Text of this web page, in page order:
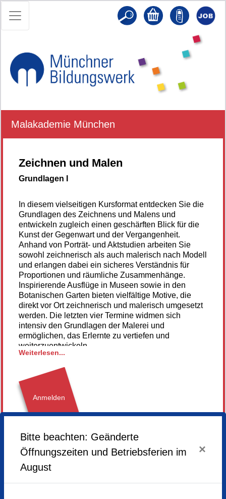
Malakademie München
Zeichnen und Malen
Grundlagen I
In diesem vielseitigen Kursformat entdecken Sie die
Grundlagen des Zeichnens und Malens und
entwickeln zugleich einen geschärften Blick für die
Kunst der Gegenwart und der Vergangenheit.
Anhand von Porträt- und Aktstudien arbeiten Sie
sowohl zeichnerisch als auch malerisch nach Modell
und erlangen dabei ein sicheres Verständnis für
Proportionen und räumliche Zusammenhänge.
Inspirierende Ausflüge in Museen sowie in den
Botanischen Garten bieten vielfältige Motive, die
direkt vor Ort zeichnerisch und malerisch umgesetzt
werden. Die letzten vier Termine widmen sich
intensiv den Grundlagen der Malerei und
ermöglichen, das Erlernte zu vertiefen und
weiterzuentwickeln.
Das Modellgeld ist abhängig von der Anzahl der
Teilnehmenden.
Im Grundlagenkurs II im Frühjahr/Sommer werden
Sie schließlich Farbe herstellen (Eitempera und
Aquarell) und auf Papier bringen.
Beide Kurse können unabhängig voneinander
Material für den ersten Termin:
Bleistifte (2B, 3B, 4B), Radiergummi und Spitzer,
feste Zeichenpapiere (ab 180 g).
Weiterlesen...
Anmelden
Sonntag, 27.09.2026,11.00 - 17.00 Uhr
Donnerstag,08.10.2026,14.00 - 17.00 Uhr
Samstag,
24.10.2026, 11.00 - 17.00 Uhr
Sonntag,
Sonntag,
22.11.2026,11.00 - 17.00 Uhr
Bitte beachten: Geänderte
Öffnungszeiten und Betriebsferien im
August
×